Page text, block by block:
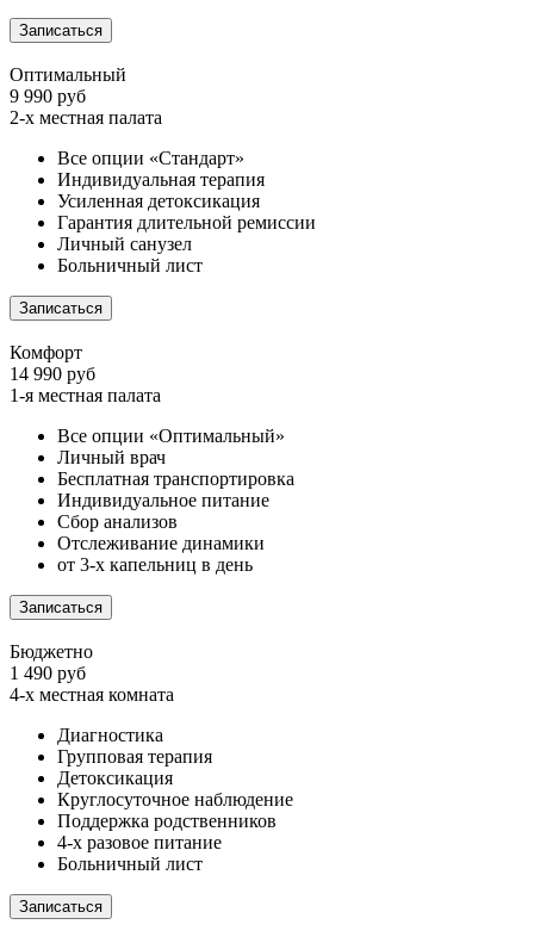
Записаться
Оптимальный
9 990 руб
2-х местная палата
Все опции «Стандарт»
Индивидуальная терапия
Усиленная детоксикация
Гарантия длительной ремиссии
Личный санузел
Больничный лист
Записаться
Комфорт
14 990 руб
1-я местная палата
Все опции «Оптимальный»
Личный врач
Бесплатная транспортировка
Индивидуальное питание
Сбор анализов
Отслеживание динамики
от 3-х капельниц в день
Записаться
Бюджетно
1 490 руб
4-х местная комната
Диагностика
Групповая терапия
Детоксикация
Круглосуточное наблюдение
Поддержка родственников
4-х разовое питание
Больничный лист
Записаться